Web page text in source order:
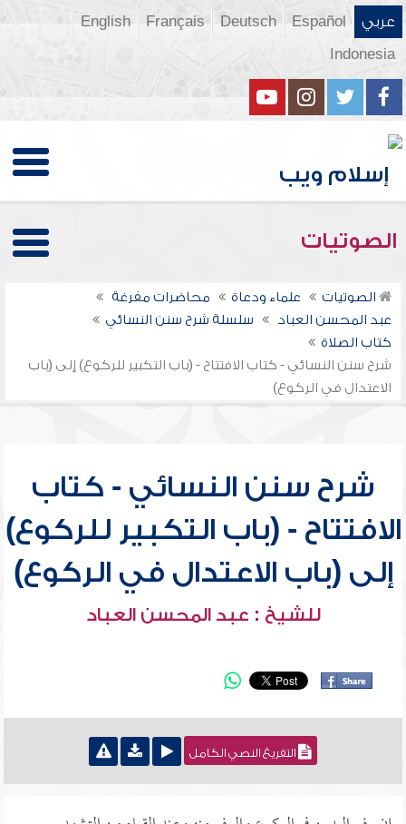
عربي Español
Deutsch
Français
English
Indonesia
الصوتيات
الصوتيات علماء ودعاة
محاضرات مفرغة
عبد المحسن العباد
سلسلة شرح سنن النسائي
كتاب الصلاة
شرح سنن النسائي - كتاب الافتتاح - (باب التكبير للركوع) إلى (باب
الاعتدال في الركوع)
شرح سنن النسائي - كتاب
الافتتاح - (باب التكبير للركوع)
إلى (باب الاعتدال في الركوع)
للشيخ : عبد المحسن العباد
التفريغ النصي الكامل